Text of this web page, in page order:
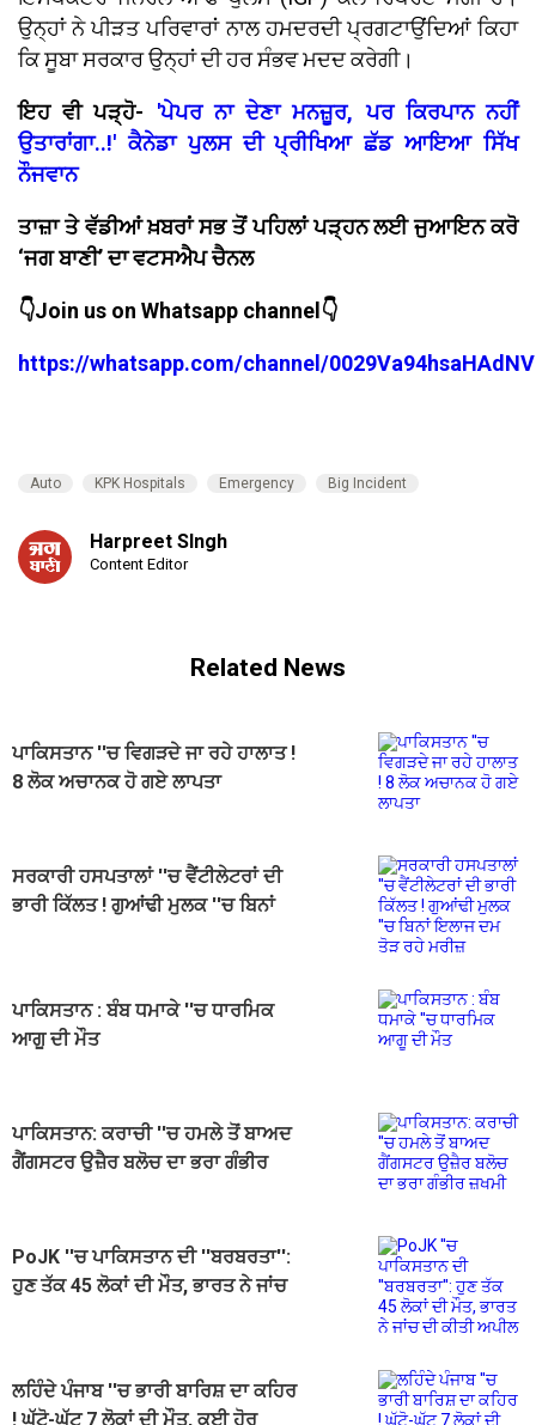
ਉਨ੍ਹਾਂ ਨੇ ਪੀੜਤ ਪਰਿਵਾਰਾਂ ਨਾਲ ਹਮਦਰਦੀ ਪ੍ਰਗਟਾਉਂਦਿਆਂ ਕਿਹਾ
ਕਿ ਸੂਬਾ ਸਰਕਾਰ ਉਨ੍ਹਾਂ ਦੀ ਹਰ ਸੰਭਵ ਮਦਦ ਕਰੇਗੀ।
ਇਹ ਵੀ ਪੜ੍ਹੋ- 'ਪੇਪਰ ਨਾ ਦੇਣਾ ਮਨਜ਼ੂਰ, ਪਰ ਕਿਰਪਾਨ ਨਹੀਂ
ਉਤਾਰਾਂਗਾ..!' ਕੈਨੇਡਾ ਪੁਲਸ ਦੀ ਪ੍ਰੀਖਿਆ ਛੱਡ ਆਇਆ ਸਿੱਖ
ਨੌਜਵਾਨ
ਤਾਜ਼ਾ ਤੇ ਵੱਡੀਆਂ ਖ਼ਬਰਾਂ ਸਭ ਤੋਂ ਪਹਿਲਾਂ ਪੜ੍ਹਨ ਲਈ ਜੁਆਇਨ ਕਰੋ
‘ਜਗ ਬਾਣੀ’ ਦਾ ਵਟਸਐਪ ਚੈਨਲ
👇Join us on Whatsapp channel👇
https://whatsapp.com/channel/
Auto KPK Hospitals Emergency Big Incident
Harpreet SIngh
Content Editor
Related News
ਪਾਕਿਸਤਾਨ ''ਚ ਵਿਗੜਦੇ ਜਾ ਰਹੇ ਹਾਲਾਤ !
8 ਲੋਕ ਅਚਾਨਕ ਹੋ ਗਏ ਲਾਪਤਾ
ਸਰਕਾਰੀ ਹਸਪਤਾਲਾਂ ''ਚ ਵੈਂਟੀਲੇਟਰਾਂ ਦੀ
ਭਾਰੀ ਕਿੱਲਤ ! ਗੁਆਂਢੀ ਮੁਲਕ ''ਚ ਬਿਨਾਂ
ਪਾਕਿਸਤਾਨ : ਬੰਬ ਧਮਾਕੇ ''ਚ ਧਾਰਮਿਕ
ਆਗੂ ਦੀ ਮੌਤ
ਪਾਕਿਸਤਾਨ: ਕਰਾਚੀ ''ਚ ਹਮਲੇ ਤੋਂ ਬਾਅਦ
ਗੈਂਗਸਟਰ ਉਜ਼ੈਰ ਬਲੋਚ ਦਾ ਭਰਾ ਗੰਭੀਰ
PoJK ''ਚ ਪਾਕਿਸਤਾਨ ਦੀ ''ਬਰਬਰਤਾ'':
ਹੁਣ ਤੱਕ 45 ਲੋਕਾਂ ਦੀ ਮੌਤ, ਭਾਰਤ ਨੇ ਜਾਂਚ
ਲਹਿੰਦੇ ਪੰਜਾਬ ''ਚ ਭਾਰੀ ਬਾਰਿਸ਼ ਦਾ ਕਹਿਰ
! ਘੱਟੋ-ਘੱਟ 7 ਲੋਕਾਂ ਦੀ ਮੌਤ, ਕਈ ਹੋਰ